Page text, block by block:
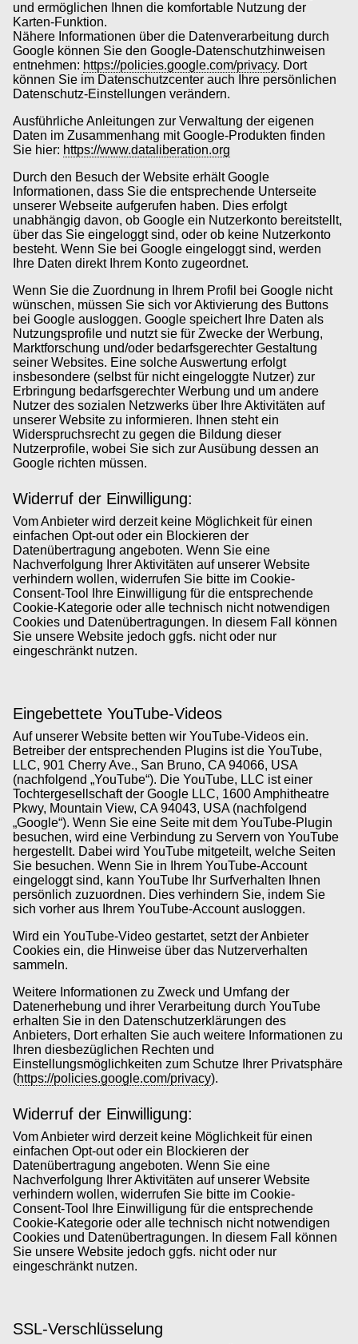
und ermöglichen Ihnen die komfortable Nutzung der
Karten-Funktion.
Nähere Informationen über die Datenverarbeitung durch
Google können Sie den Google-Datenschutzhinweisen
entnehmen: https://policies.google.com/privacy. Dort
können Sie im Datenschutzcenter auch Ihre persönlichen
Datenschutz-Einstellungen verändern.
Ausführliche Anleitungen zur Verwaltung der eigenen
Daten im Zusammenhang mit Google-Produkten finden
Sie hier: https://www.dataliberation.org
Durch den Besuch der Website erhält Google
Informationen, dass Sie die entsprechende Unterseite
unserer Webseite aufgerufen haben. Dies erfolgt
unabhängig davon, ob Google ein Nutzerkonto bereitstellt,
über das Sie eingeloggt sind, oder ob keine Nutzerkonto
besteht. Wenn Sie bei Google eingeloggt sind, werden
Ihre Daten direkt Ihrem Konto zugeordnet.
Wenn Sie die Zuordnung in Ihrem Profil bei Google nicht
wünschen, müssen Sie sich vor Aktivierung des Buttons
bei Google ausloggen. Google speichert Ihre Daten als
Nutzungsprofile und nutzt sie für Zwecke der Werbung,
Marktforschung und/oder bedarfsgerechter Gestaltung
seiner Websites. Eine solche Auswertung erfolgt
insbesondere (selbst für nicht eingeloggte Nutzer) zur
Erbringung bedarfsgerechter Werbung und um andere
Nutzer des sozialen Netzwerks über Ihre Aktivitäten auf
unserer Website zu informieren. Ihnen steht ein
Widerspruchsrecht zu gegen die Bildung dieser
Nutzerprofile, wobei Sie sich zur Ausübung dessen an
Google richten müssen.
Widerruf der Einwilligung:
Vom Anbieter wird derzeit keine Möglichkeit für einen
einfachen Opt-out oder ein Blockieren der
Datenübertragung angeboten. Wenn Sie eine
Nachverfolgung Ihrer Aktivitäten auf unserer Website
verhindern wollen, widerrufen Sie bitte im Cookie-
Consent-Tool Ihre Einwilligung für die entsprechende
Cookie-Kategorie oder alle technisch nicht notwendigen
Cookies und Datenübertragungen. In diesem Fall können
Sie unsere Website jedoch ggfs. nicht oder nur
eingeschränkt nutzen.
Eingebettete YouTube-Videos
Auf unserer Website betten wir YouTube-Videos ein.
Betreiber der entsprechenden Plugins ist die YouTube,
LLC, 901 Cherry Ave., San Bruno, CA 94066, USA
(nachfolgend „YouTube“). Die YouTube, LLC ist einer
Tochtergesellschaft der Google LLC, 1600 Amphitheatre
Pkwy, Mountain View, CA 94043, USA (nachfolgend
„Google“). Wenn Sie eine Seite mit dem YouTube-Plugin
besuchen, wird eine Verbindung zu Servern von YouTube
hergestellt. Dabei wird YouTube mitgeteilt, welche Seiten
Sie besuchen. Wenn Sie in Ihrem YouTube-Account
eingeloggt sind, kann YouTube Ihr Surfverhalten Ihnen
persönlich zuzuordnen. Dies verhindern Sie, indem Sie
sich vorher aus Ihrem YouTube-Account ausloggen.
Wird ein YouTube-Video gestartet, setzt der Anbieter
Cookies ein, die Hinweise über das Nutzerverhalten
sammeln.
Weitere Informationen zu Zweck und Umfang der
Datenerhebung und ihrer Verarbeitung durch YouTube
erhalten Sie in den Datenschutzerklärungen des
Anbieters, Dort erhalten Sie auch weitere Informationen zu
Ihren diesbezüglichen Rechten und
Einstellungsmöglichkeiten zum Schutze Ihrer Privatsphäre
(https://policies.google.com/privacy).
Widerruf der Einwilligung:
Vom Anbieter wird derzeit keine Möglichkeit für einen
einfachen Opt-out oder ein Blockieren der
Datenübertragung angeboten. Wenn Sie eine
Nachverfolgung Ihrer Aktivitäten auf unserer Website
verhindern wollen, widerrufen Sie bitte im Cookie-
Consent-Tool Ihre Einwilligung für die entsprechende
Cookie-Kategorie oder alle technisch nicht notwendigen
Cookies und Datenübertragungen. In diesem Fall können
Sie unsere Website jedoch ggfs. nicht oder nur
eingeschränkt nutzen.
SSL-Verschlüsselung